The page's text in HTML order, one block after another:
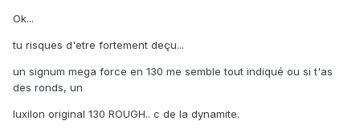
Ok...
tu risques d'etre fortement deçu...
un signum mega force en 130 me semble tout indiqué ou si t'as
des ronds, un
luxilon original 130 ROUGH.. c de la dynamite.